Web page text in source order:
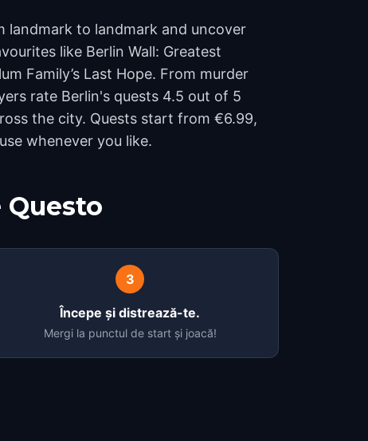
landmark to landmark and uncover
like Berlin Wall: Greatest
Family’s Last Hope. From murder
rate Berlin's quests 4.5 out of 5
the city. Quests start from €6.99,
whenever you like.
3
Începe și distrează-te.
Mergi la punctul de start și joacă!